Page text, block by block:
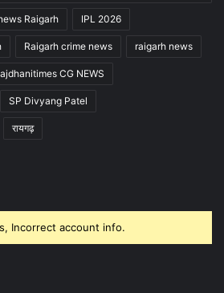
Raigarh IPL 2026
Raigarh crime news raigarh news
CG NEWS
SP Divyang Patel
रायगढ़
Incorrect account info.